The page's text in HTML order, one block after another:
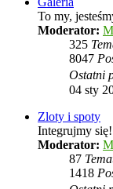
To my,
Moderator:
325
8047
Ostatni
04 sty
Zloty i spoty
Integrujmy
Moderator:
87
1418